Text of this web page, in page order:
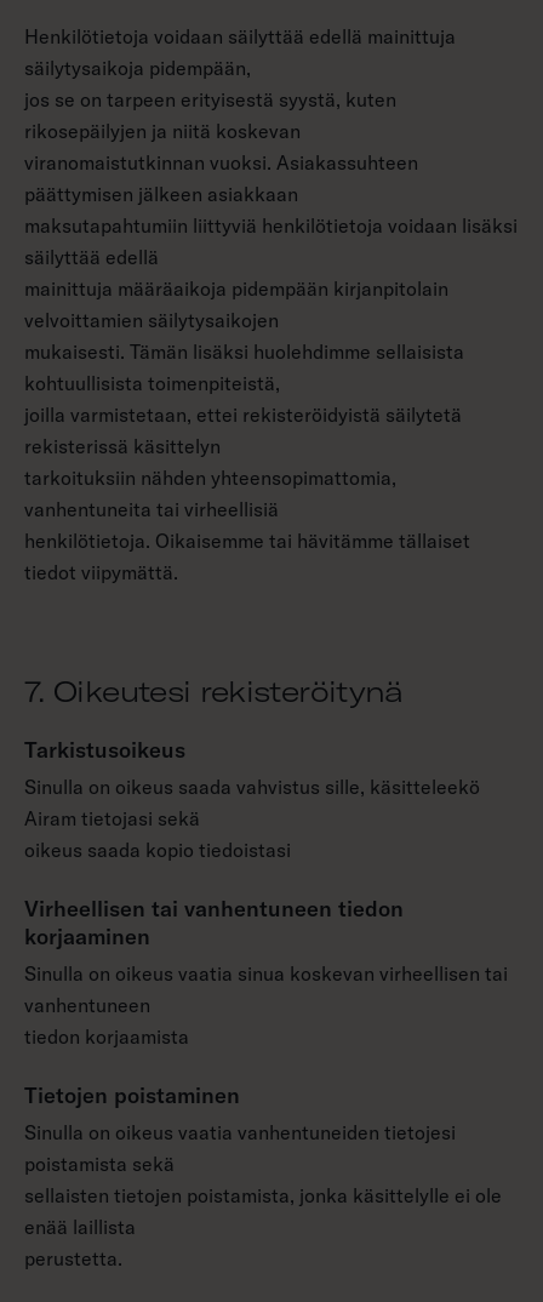
Henkilötietoja voidaan säilyttää edellä mainittuja
säilytysaikoja pidempään,
jos se on tarpeen erityisestä syystä, kuten
rikosepäilyjen ja niitä koskevan
viranomaistutkinnan vuoksi. Asiakassuhteen
päättymisen jälkeen asiakkaan
maksutapahtumiin liittyviä henkilötietoja voidaan lisäksi
säilyttää edellä
mainittuja määräaikoja pidempään kirjanpitolain
velvoittamien säilytysaikojen
mukaisesti. Tämän lisäksi huolehdimme sellaisista
kohtuullisista toimenpiteistä,
joilla varmistetaan, ettei rekisteröidyistä säilytetä
rekisterissä käsittelyn
tarkoituksiin nähden yhteensopimattomia,
vanhentuneita tai virheellisiä
henkilötietoja. Oikaisemme tai hävitämme tällaiset
tiedot viipymättä.
7. Oikeutesi rekisteröitynä
Tarkistusoikeus
Sinulla on oikeus saada vahvistus sille, käsitteleekö
Airam tietojasi sekä
oikeus saada kopio tiedoistasi
Virheellisen tai vanhentuneen tiedon
korjaaminen
Sinulla on oikeus vaatia sinua koskevan virheellisen tai
vanhentuneen
tiedon korjaamista
Tietojen poistaminen
Sinulla on oikeus vaatia vanhentuneiden tietojesi
poistamista sekä
sellaisten tietojen poistamista, jonka käsittelylle ei ole
enää laillista
perustetta.